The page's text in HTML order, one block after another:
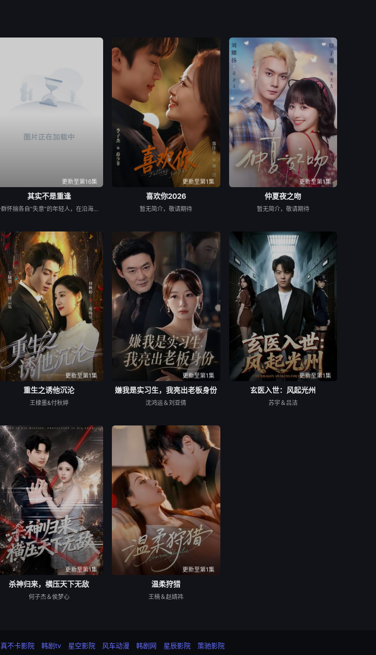
更新至第16集
其实不是重逢
一群怀揣各自“失意”的年轻人，在沿海小城南安相遇相知，他们决心各展所长创办旅行社。他们以当地的特色人文与美食为引，用真诚与创意打动游客。尽管在创业路上笑料百出，但他们也渐渐褪去青涩，逐渐打响“成功旅行社”的品牌。从“冤家”互怼到甜蜜携手，“成功小分队”不仅在南安扎根了事业，更收获了惺惺相惜的友情与双向奔赴的爱情。
更新至第1集
喜欢你2026
暂无简介，敬请期待
更新至第1集
仲夏夜之吻
暂无简介，敬请期待
更新至第1集
重生之诱他沉沦
王棣墨&付秋婷
更新至第1集
嫌我是实习生，我亮出老板身份
沈鸿运＆刘亚倩
更新至第1集
玄医入世：风起光州
苏宇＆吕洁
更新至第1集
杀神归来，横压天下无敌
何子杰＆侯梦心
更新至第1集
温柔狩猎
王楠＆赵婧祎
真不卡影院 韩剧tv 星空影院 风车动漫 韩剧网 星辰影院 策驰影院